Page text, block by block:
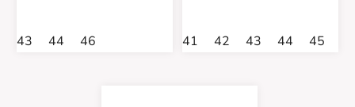
43 44 46 41 42 43 44 45